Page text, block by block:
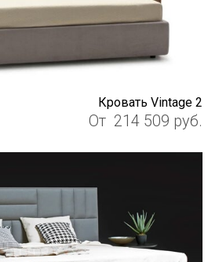
Кровать Vintage 2
От 214 509 руб.